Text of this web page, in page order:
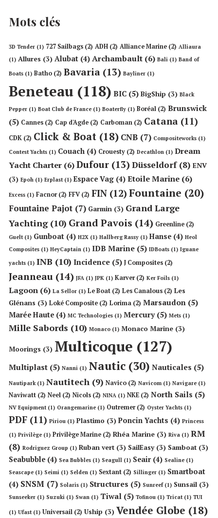
Mots clés
3D Tender (1) 727 Sailbags (2) ADH (2) Alliance Marine (2) Alliaura
(1) Allures (3) Alubat (4) Archambault (6) Bali (1) Band of
Boats (1) Batho (2) Bavaria (13) Bayliner (1)
Beneteau (118) BIC (5) BigShip (3) Black
Pepper (1) Boat Club de France (1) Boaterfly (1) Boréal (2) Brunswick
(5) Cannes (2) Cap d'Agde (2) Carboman (2) Catana (11)
CDK (2) Click & Boat (18) CNB (7) Compositeworks (1)
Contest Yachts (1) Couach (4) Crouesty (2) Decathlon (1) Dream
Yacht Charter (6)Dufour (13) Düsseldorf(8) ENV
(3) Epoh (1) Erplast(1) Espace Vag (4) Etoile Marine (6)
Excess (1) Facnor(2) FFV (2) FIN (12) Fountaine (20)
Fountaine Pajot (7) Garmin (3) Grand Large
Yachting(10) Grand Pavois (14) Greenline (2)
Guelt(1) Gunboat (4) H2X (1) Hallberg Rassy (1) Hanse (4) Heol
Composites (1) HeyCaptain (1) IDB Marine (5) IDBoats (1) Iguane
yachts (1) INB (10) Incidence (5) J Composites (2)
Jeanneau (14) JFA (1) JPK (1) Karver(2) Ker Foils (1)
Lagoon (6) La Sellor (1) Le Boat (2) Les Canalous (2) Les
Glénans (3) Loké Composite (2) Lorima (2) Marsaudon (5)
Marée Haute (4) MC Technologies (1) Mercury(5) Mets (1)
Mille Sabords (10) Monaco (1) Monaco Marine (3)
Moorings (3) Multicoque (127)
Multiplast (5) Nanni (1) Nautic (30) Nauticales (5)
Nautipark(1) Nautitech (9) Navico (2) Navicom (1) Navigare (1)
Naviwatt (2) Neel (2) Nicols (2) NINA (1) NKE (2) North Sails (5)
NV Equipment(1) Orangemarine (1) Outremer(2) Oyster Yachts (1)
PDF (11) Piriou (1) Plastimo (3) Poncin Yachts (4) Princess
(1) Privilège (1) Privilège Marine (2) Rhéa Marine (3) Riva (1) RM
(8) Rodriguez Group (1) Ruban vert (3) SailEasy(3) Samboat (3)
Seabubble (4) Sea Bubbles (1) Seagull (1) Seair(4) Sealine (1)
Seascape (1) Seimi (1) Selden (1) Sextant (2) Sillinger (1) Smartboat
(4) SNSM (7) Solaris (1) Structures (5) Sunreef(1) Sunsail (3)
Sunseeker (1) Suzuki (1) Swan (1) Tiwal (5) Tofinou (1) Tricat(1) TUI
(1) Ufast(1) Universail (2) Uship (3) Vendée Globe (18)